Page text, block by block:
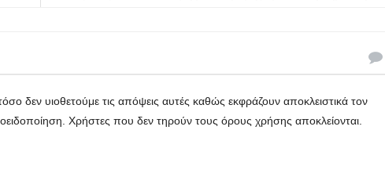
δεν υιοθετούμε τις απόψεις αυτές καθώς εκφράζουν αποκλειστικά τον
Χρήστες που δεν τηρούν τους όρους χρήσης αποκλείονται.